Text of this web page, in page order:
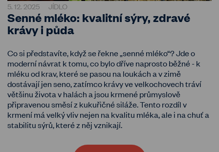
5. 12. 2025 JÍDLO
Senné mléko: kvalitní sýry, zdravé
krávy i půda
Co si představíte, když se řekne „senné mléko“? Jde o
moderní návrat k tomu, co bylo dříve naprosto běžné - k
mléku od krav, které se pasou na loukách a v zimě
dostávají jen seno, zatímco krávy ve velkochovech tráví
většinu života v halách a jsou krmené průmyslově
připravenou směsí z kukuřičné siláže. Tento rozdíl v
krmení má velký vliv nejen na kvalitu mléka, ale i na chuť a
stabilitu sýrů, které z něj vznikají.